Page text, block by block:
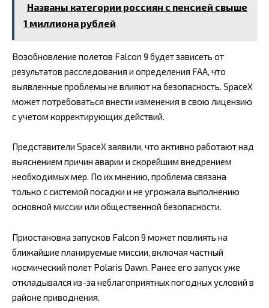
Названы категории россиян с пенсией свыше
1 миллиона рублей
Возобновление полетов Falcon 9 будет зависеть от
результатов расследования и определения FAA, что
выявленные проблемы не влияют на безопасность. SpaceX
может потребоваться внести изменения в свою лицензию
с учетом корректирующих действий.
Представители SpaceX заявили, что активно работают над
выяснением причин аварии и скорейшим внедрением
необходимых мер. По их мнению, проблема связана
только с системой посадки и не угрожала выполнению
основной миссии или общественной безопасности.
Приостановка запусков Falcon 9 может повлиять на
ближайшие планируемые миссии, включая частный
космический полет Polaris Dawn. Ранее его запуск уже
откладывался из-за неблагоприятных погодных условий в
районе приводнения.